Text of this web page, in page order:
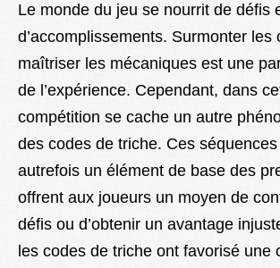
Better Health
Le monde du jeu se nourrit de défis
d’accomplissements. Surmonter les
maîtriser les mécaniques est une
de l’expérience. Cependant, dans
compétition se cache un autre
des codes de triche. Ces
autrefois un élément de base des
offrent aux joueurs un moyen de
défis ou d’obtenir un avantage
les codes de triche ont favorisé une